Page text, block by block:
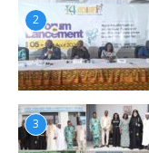
2
3